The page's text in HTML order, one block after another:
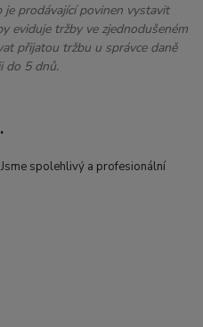
je prodávající povinen vystavit
eviduje tržby ve zjednodušeném
přijatou tržbu u správce daně
do 5 dnů.
spolehlivý a profesionální